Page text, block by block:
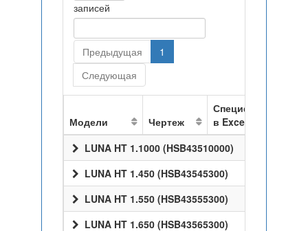
записей
Предыдущая
1
Следующая
Модели Чертеж
Спецификация
в Excel
LUNA HT 1.1000 (HSB43510000)
LUNA HT 1.450 (HSB43545300)
LUNA HT 1.550 (HSB43555300)
LUNA HT 1.650 (HSB43565300)